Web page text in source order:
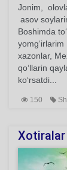
Jonim,
asov
xazonlar,
qo‘llarin
ko‘rsatdi...
150
Xotiralar